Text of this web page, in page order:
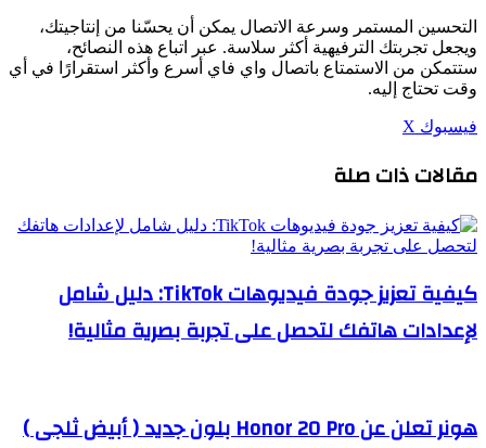
التحسين المستمر وسرعة الاتصال يمكن أن يحسّنا من إنتاجيتك،
ويجعل تجربتك الترفيهية أكثر سلاسة. عبر اتباع هذه النصائح،
ستتمكن من الاستمتاع باتصال واي فاي أسرع وأكثر استقرارًا في أي
وقت تحتاج إليه.
فيسبوك ‫X
البريد
مقالات ذات صلة
كيفية تعزيز جودة فيديوهات TikTok: دليل شامل
لإعدادات هاتفك لتحصل على تجربة بصرية مثالية!
هونر تعلن عن Honor 20 Pro بلون جديد ( أبيض ثلجى )